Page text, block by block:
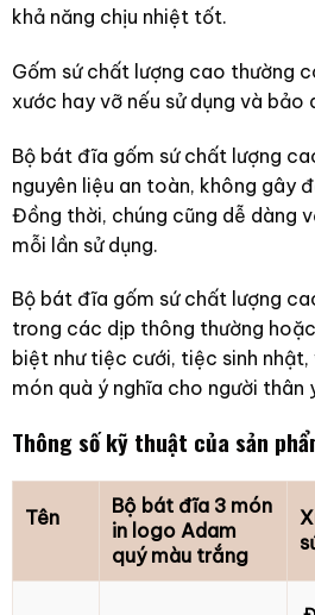
khả năng chịu nhiệt tốt.
Gốm sứ chất lượng cao thường
xước hay vỡ nếu sử dụng và bảo
Bộ bát đĩa gốm sứ chất lượng
nguyên liệu an toàn, không gây
Đồng thời, chúng cũng dễ dàng
mỗi lần sử dụng.
Bộ bát đĩa gốm sứ chất lượng
trong các dịp thông thường
biệt như tiệc cưới, tiệc sinh
món quà ý nghĩa cho người thân
Thông số kỹ thuật của sản
Tên
Bộ bát đĩa 3 món
in logo Adam
quý màu trắng